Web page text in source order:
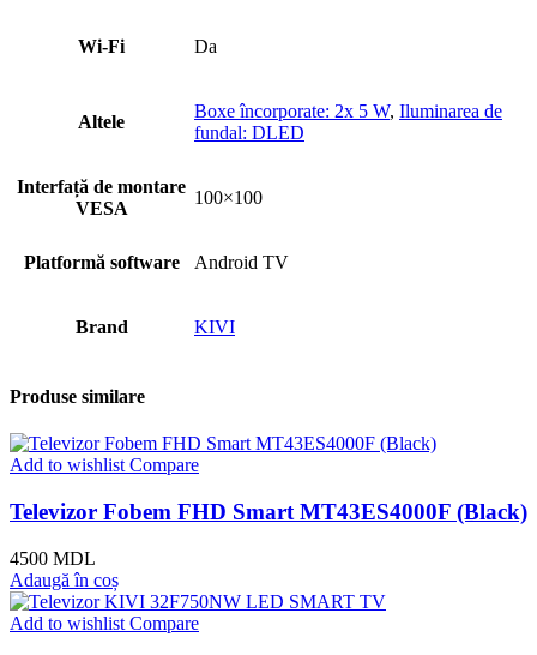
Wi-Fi Da
Altele
Boxe încorporate: 2x 5 W, Iluminarea de
fundal: DLED
Interfață de montare
VESA
100×100
Platformă software Android TV
Brand KIVI
Produse similare
Add to wishlist Compare
Televizor Fobem FHD Smart MT43ES4000F (Black)
4500 MDL
Adaugă în coș
Add to wishlist Compare